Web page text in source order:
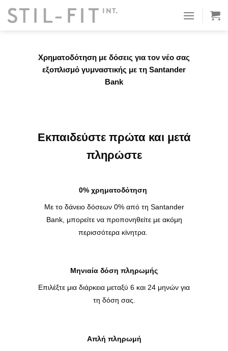
στο
Χρηματοδότηση με δόσεις για τον νέο σας
εξοπλισμό γυμναστικής με τη Santander
Bank
Εκπαιδεύστε πρώτα και μετά
πληρώστε
0% χρηματοδότηση
Με το δάνειο δόσεων 0% από τη Santander
Bank, μπορείτε να προπονηθείτε με ακόμη
περισσότερα κίνητρα.
Μηνιαία δόση πληρωμής
Επιλέξτε μια διάρκεια μεταξύ 6 και 24 μηνών για
τη δόση σας.
Απλή πληρωμή